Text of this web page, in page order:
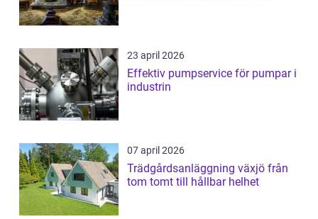
23 april 2026
Effektiv pumpservice för pumpar i
industrin
07 april 2026
Trädgårdsanläggning växjö från
tom tomt till hållbar helhet